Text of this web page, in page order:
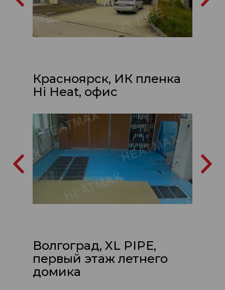
Красноярск, ИК пленка
Hi Heat, офис
Волгоград, XL PIPE,
первый этаж летнего
домика